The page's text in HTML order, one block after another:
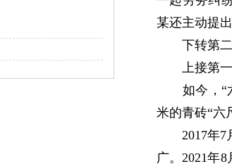
某还主动提
下转第二
上接第一
如今，“六
米的青砖“六
2017年7月
广。2021年